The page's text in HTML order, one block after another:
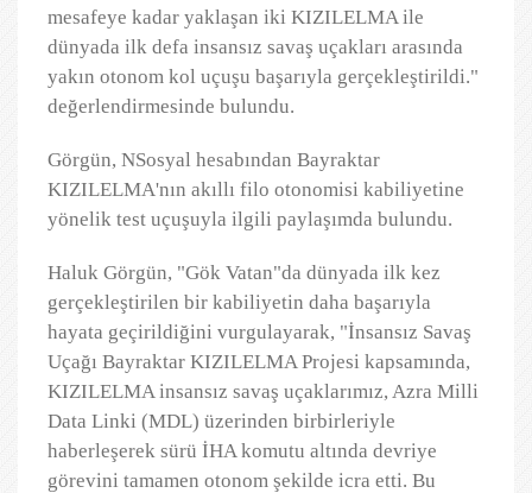
mesafeye kadar yaklaşan iki KIZILELMA ile
dünyada ilk defa insansız savaş uçakları arasında
yakın otonom kol uçuşu başarıyla gerçekleştirildi."
değerlendirmesinde bulundu.
Görgün, NSosyal hesabından Bayraktar
KIZILELMA'nın akıllı filo otonomisi kabiliyetine
yönelik test uçuşuyla ilgili paylaşımda bulundu.
Haluk Görgün, "Gök Vatan"da dünyada ilk kez
gerçekleştirilen bir kabiliyetin daha başarıyla
hayata geçirildiğini vurgulayarak, "İnsansız Savaş
Uçağı Bayraktar KIZILELMA Projesi kapsamında,
KIZILELMA insansız savaş uçaklarımız, Azra Milli
Data Linki (MDL) üzerinden birbirleriyle
haberleşerek sürü İHA komutu altında devriye
görevini tamamen otonom şekilde icra etti. Bu